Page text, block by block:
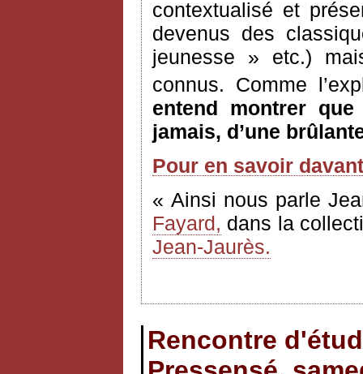
contextualisé et
devenus des
jeunesse » etc.)
connus. Comme
entend montrer
jamais, d’une
Pour en savoir
« Ainsi nous parle
Fayard, dans la
Jean-Jaurès.
Rencontre